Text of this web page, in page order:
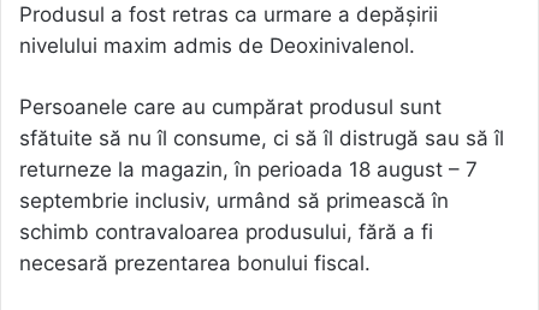
Produsul a fost retras ca urmare a depăşirii
nivelului maxim admis de Deoxinivalenol.
Persoanele care au cumpărat produsul sunt
sfătuite să nu îl consume, ci să îl distrugă sau să îl
returneze la magazin, în perioada 18 august – 7
septembrie inclusiv, urmând să primească în
schimb contravaloarea produsului, fără a fi
necesară prezentarea bonului fiscal.